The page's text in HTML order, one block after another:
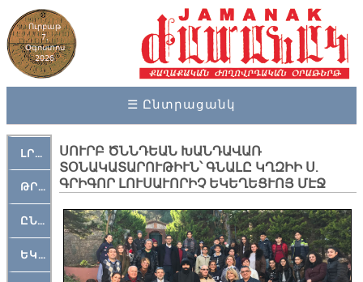
Ուրբաթ
7,
Օգոստոս
2026
☰ Ընտրացանկ
ԼՐԱՀՈՍ
ԹՐՔԱՀԱՅ ԿԵԱՆՔ
ԸՆԿԵՐԱՄՇԱԿՈՒԹԱՅԻՆ
ԵԿԵՂԵՑԱԿԱՆ
ՍՈՒՐԲ ԾՆՆԴԵԱՆ ԽԱՆԴԱՎԱՌ
ՏՕՆԱԿԱՏԱՐՈՒԹԻՒՆ՝ ԳՆԱԼԸ ԿՂԶԻԻ Ս.
ԳՐԻԳՈՐ ԼՈՒՍԱՒՈՐԻՉ ԵԿԵՂԵՑՒՈՅ ՄԷՋ